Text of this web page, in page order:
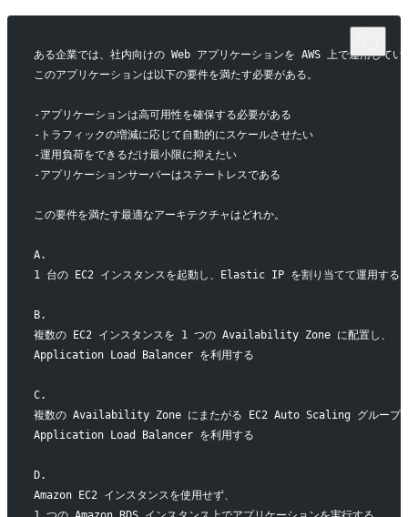
ある企業では、社内向けの Web アプリケーションを AWS 上で運用してい
このアプリケーションは以下の要件を満たす必要がある。
-アプリケーションは高可用性を確保する必要がある
-トラフィックの増減に応じて自動的にスケールさせたい
-運用負荷をできるだけ最小限に抑えたい
-アプリケーションサーバーはステートレスである
この要件を満たす最適なアーキテクチャはどれか。
A.
1 台の EC2 インスタンスを起動し、Elastic IP を割り当てて運用する
B.
複数の EC2 インスタンスを 1 つの Availability Zone に配置し、
Application Load Balancer を利用する
C.
複数の Availability Zone にまたがる EC2 Auto Scaling グループを
Application Load Balancer を利用する
D.
Amazon EC2 インスタンスを使用せず、